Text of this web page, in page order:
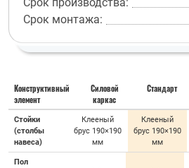
Срок монтажа:
Конструктивный
элемент
Силовой
каркас
Стандарт
Стойки
(столбы
навеса)
Клееный
брус 190×190
мм
Клееный
брус 190×190
мм
Пол